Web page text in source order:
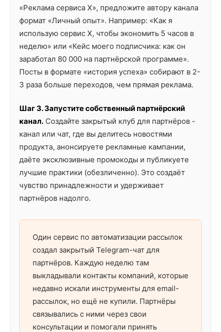
«Реклама сервиса Х», предложите автору канала
формат «Личный опыт». Например: «Как я
использую сервис Х, чтобы экономить 5 часов в
неделю» или «Кейс моего подписчика: как он
заработал 80 000 на партнёрской программе».
Посты в формате «история успеха» собирают в 2-
3 раза больше переходов, чем прямая реклама.
Шаг 3. Запустите собственный партнёрский
канал. Создайте закрытый клуб для партнёров -
канал или чат, где вы делитесь новостями
продукта, анонсируете рекламные кампании,
даёте эксклюзивные промокоды и публикуете
лучшие практики (обезличенно). Это создаёт
чувство принадлежности и удерживает
партнёров надолго.
Один сервис по автоматизации рассылок
создал закрытый Telegram-чат для
партнёров. Каждую неделю там
выкладывали контакты компаний, которые
недавно искали инструменты для email-
рассылок, но ещё не купили. Партнёры
связывались с ними через свои
консультации и помогали принять